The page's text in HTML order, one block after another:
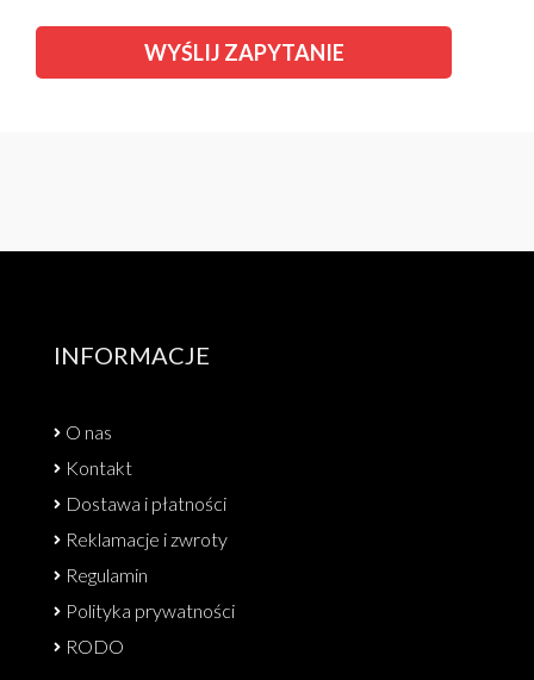
INFORMACJE
O nas
Kontakt
Dostawa i płatności
Reklamacje i zwroty
Regulamin
Polityka prywatności
RODO